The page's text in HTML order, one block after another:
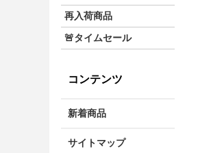
再入荷商品
🚨タイムセール
コンテンツ
新着商品
サイトマップ